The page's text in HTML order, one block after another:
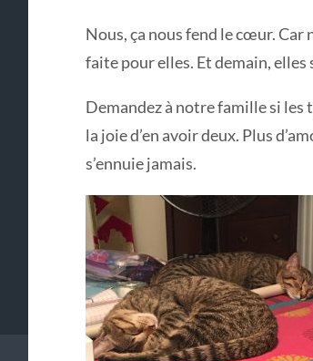
Nous, ça nous fend le cœur. Car
faite pour elles. Et demain,
Demandez à notre famille si les
la joie d’en avoir deux. Plus
s’ennuie jamais.